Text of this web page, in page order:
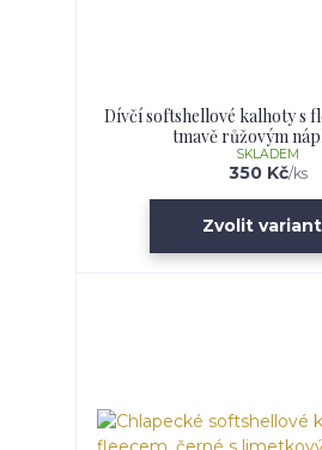
Dívčí softshellové kalhoty s
tmavě růžovým
350 Kč/ks
SKLADEM
Zvolit